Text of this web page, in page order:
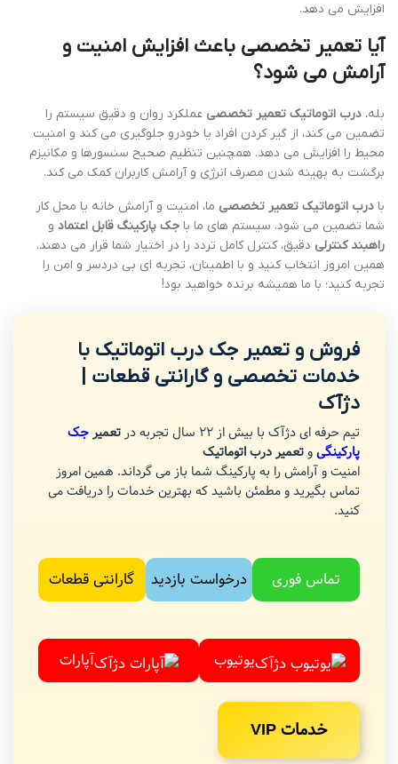
افزایش می دهد.
آیا تعمیر تخصصی باعث افزایش امنیت و
آرامش می شود؟
بله، درب اتوماتیک تعمیر تخصصی عملکرد روان و دقیق سیستم را
تضمین می کند، از گیر کردن افراد یا خودرو جلوگیری می کند و امنیت
محیط را افزایش می دهد. همچنین تنظیم صحیح سنسورها و مکانیزم
برگشت به بهینه شدن مصرف انرژی و آرامش کاربران کمک می کند.
با درب اتوماتیک تعمیر تخصصی ما، امنیت و آرامش خانه یا محل کار
شما تضمین می شود. سیستم های ما با جک پارکینگ قابل اعتماد و
راهبند کنترلی دقیق، کنترل کامل تردد را در اختیار شما قرار می دهند.
همین امروز انتخاب کنید و با اطمینان، تجربه ای بی دردسر و امن را
تجربه کنید؛ با ما همیشه برنده خواهید بود!
فروش و تعمیر جک درب اتوماتیک با
خدمات تخصصی و گارانتی قطعات |
دژآک
تیم حرفه ای دژآک با بیش از 22 سال تجربه در تعمیرجک
پارکینگیوتعمیر درب اتوماتیک
امنیت و آرامش را به پارکینگ شما باز می گرداند. همین امروز
تماس بگیرید و مطمئن باشید که بهترین خدمات را دریافت می
کنید.
تماس فوری درخواست بازدید گارانتی قطعات
یوتیوب آپارات
خدمات VIP